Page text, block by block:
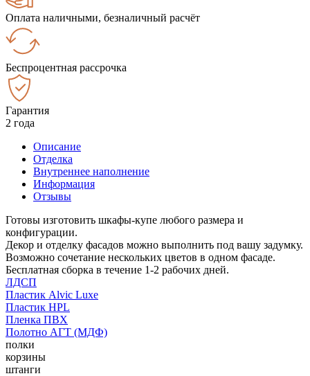
Оплата наличными, безналичный расчёт
Беспроцентная рассрочка
Гарантия
2 года
Описание
Отделка
Внутреннее наполнение
Информация
Отзывы
Готовы изготовить шкафы-купе любого размера и
конфигурации.
Декор и отделку фасадов можно выполнить под вашу задумку.
Возможно сочетание нескольких цветов в одном фасаде.
Бесплатная сборка в течение 1-2 рабочих дней.
ЛДСП
Пластик Alvic Luxe
Пластик HPL
Пленка ПВХ
Полотно АГТ (МДФ)
полки
корзины
штанги